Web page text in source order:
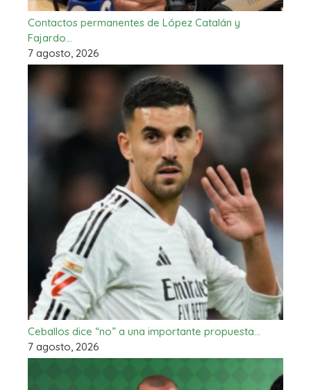
Contactos permanentes de López Catalán y
Fajardo…
7 agosto, 2026
Ceballos dice “no” a una importante propuesta…
7 agosto, 2026